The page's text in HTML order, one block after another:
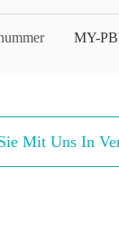
MY-
Sie Mit Uns In